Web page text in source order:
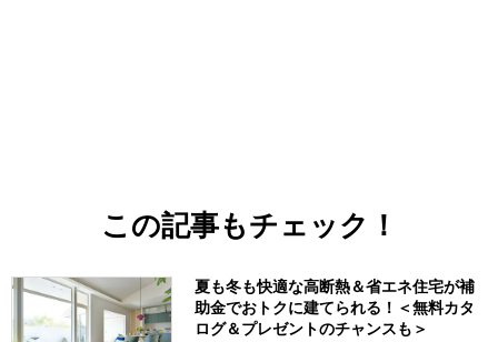
この記事もチェック！
夏も冬も快適な高断熱＆省エネ住宅が補
助金でおトクに建てられる！＜無料カタ
ログ＆プレゼントのチャンスも＞